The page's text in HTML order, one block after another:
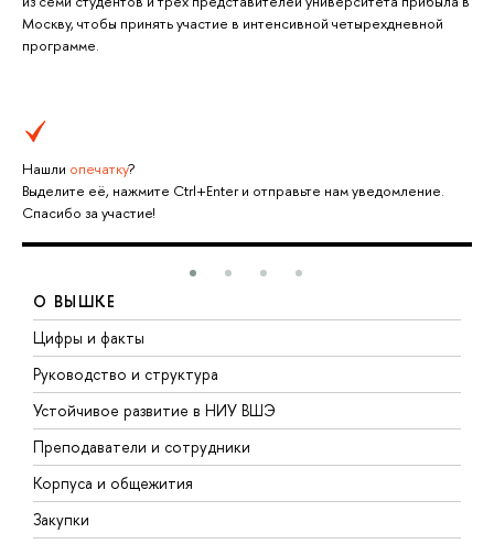
Москву, чтобы принять участие в интенсивной четырехдневной
программе.
Нашли опечатку?
Выделите её, нажмите Ctrl+Enter и отправьте нам уведомление.
Спасибо за участие!
О ВЫШКЕ
Цифры и факты
Руководство и структура
Устойчивое развитие в НИУ ВШЭ
Преподаватели и сотрудники
Корпуса и общежития
Закупки